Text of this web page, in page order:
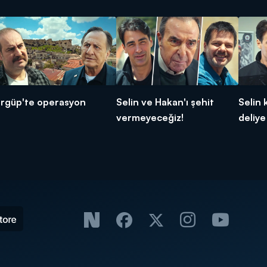
operasyon
Selin ve Hakan'ı şehit
vermeyeceğiz!
Selin